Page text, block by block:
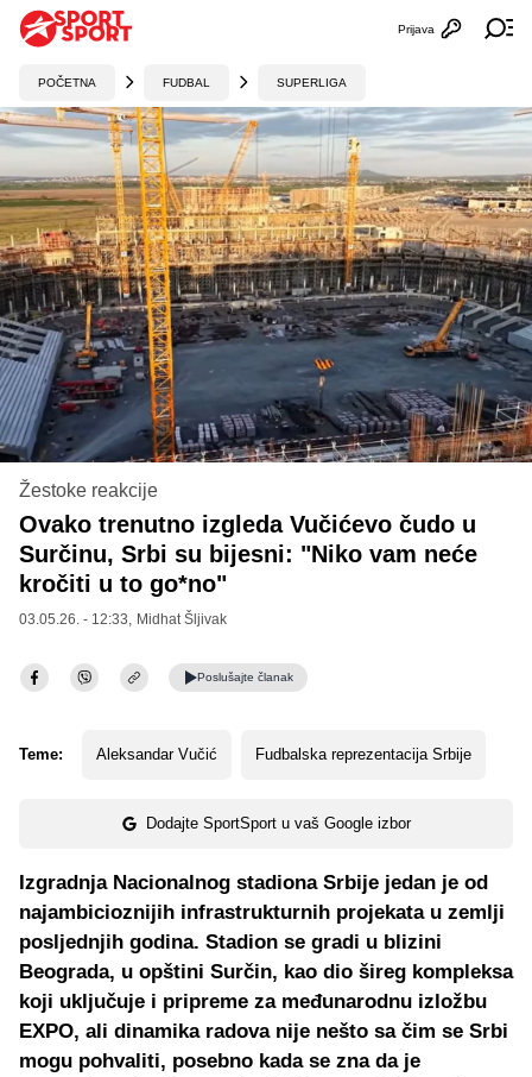
Otvori
Prijava
POČETNA FUDBAL SUPERLIGA
Žestoke reakcije
Ovako trenutno izgleda Vučićevo čudo u
Surčinu, Srbi su bijesni: "Niko vam neće
kročiti u to go*no"
03.05.26. - 12:33, Midhat Šljivak
Poslušajte članak
Teme: Aleksandar Vučić Fudbalska reprezentacija Srbije
Dodajte SportSport u vaš Google izbor
Izgradnja Nacionalnog stadiona Srbije jedan je od
najambicioznijih infrastrukturnih projekata u zemlji
posljednjih godina. Stadion se gradi u blizini
Beograda, u opštini Surčin, kao dio šireg kompleksa
koji uključuje i pripreme za međunarodnu izložbu
EXPO, ali dinamika radova nije nešto sa čim se Srbi
mogu pohvaliti, posebno kada se zna da je